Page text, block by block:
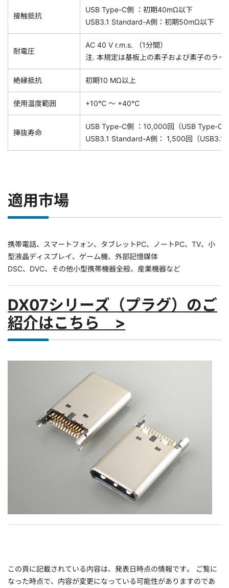
接触抵抗
USB Type-C側 ：初期40mΩ以下
USB3.1 Standard-A側：初期50mΩ以下
耐電圧
AC 40 V r.m.s. （1分間）
注. 本規定は基板上の素子および素子のライ
絶縁抵抗 初期10 MΩ以上
使用温度範囲 +10℃ ～ +40℃
挿抜寿命
USB Type-C側 ：10,000回（USB Type-C
USB3.1 Standard-A側： 1,500回（USB3.1
適用市場
携帯電話、スマートフォン、タブレットPC、ノートPC、TV、小
型液晶ディスプレイ、ゲーム機、外部記憶媒体
DSC、DVC、その他小型携帯機器全般、産業機器など
DX07シリーズ（プラグ）のご
紹介はこちら >
この頁に記載されている内容は、発表日時点の情報です。 ご覧に
なった時点で、内容が変更になっている可能性がありますのであ